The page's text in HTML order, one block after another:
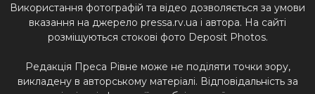
Використання фотографій та відео дозволяється за умови
вказання на джерело pressa.rv.ua і автора. На сайті
розміщуються стокові фото Deposit Photos.
Редакція Преса Рівне може не поділяти точки зору,
викладену в авторському матеріалі. Відповідальність за